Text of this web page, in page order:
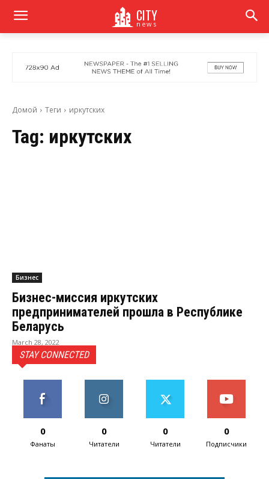
CITY
news
Домой Теги иркутских
Tag: иркутских
Бизнес
Бизнес-миссия иркутских
предпринимателей прошла в Республике
Беларусь
March 28, 2022
STAY CONNECTED
0
Фанаты
0
Читатели
0
Читатели
0
Подписчики